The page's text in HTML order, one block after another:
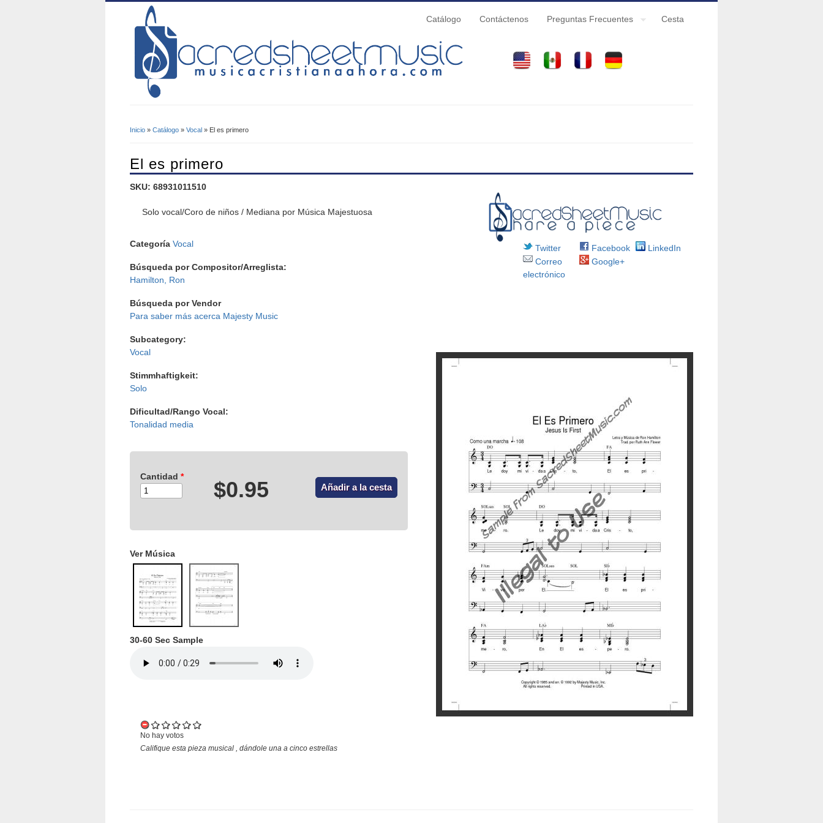
Catálogo Contáctenos Preguntas Frecuentes Cesta
Inicio » Catálogo » Vocal » El es primero
El es primero
Twitter Facebook
LinkedIn
Correo
electrónico
Google+
SKU: 68931011510
Solo vocal/Coro de niños / Mediana por Música Majestuosa
Categoría Vocal
Búsqueda por Compositor/Arreglista:
Hamilton, Ron
Búsqueda por Vendor
Majesty Music
Subcategory:
Vocal
Stimmhaftigkeit:
Solo
Dificultad/Rango Vocal:
Tonalidad media
Cantidad *
$0.95
Ver Música
30-60 Sec Sample
Valoración del cliente:
No hay votos
Califique esta pieza musical , dándole una a cinco estrellas